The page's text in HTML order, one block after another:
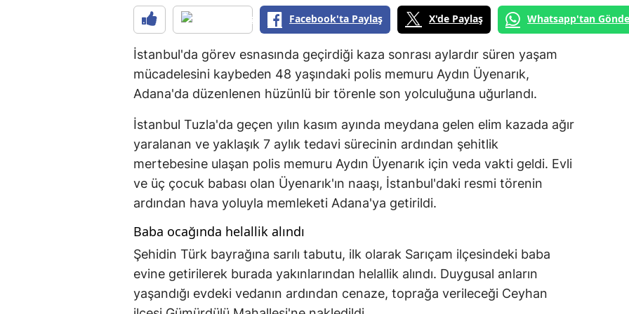
Facebook'ta Paylaş X'de Paylaş Whatsapp'tan
İstanbul'da görev esnasında geçirdiği kaza sonrası aylardır süren yaşam
mücadelesini kaybeden 48 yaşındaki polis memuru Aydın Üyenarık,
Adana'da düzenlenen hüzünlü bir törenle son yolculuğuna uğurlandı.
İstanbul Tuzla'da geçen yılın kasım ayında meydana gelen elim kazada ağır
yaralanan ve yaklaşık 7 aylık tedavi sürecinin ardından şehitlik
mertebesine ulaşan polis memuru Aydın Üyenarık için veda vakti geldi. Evli
ve üç çocuk babası olan Üyenarık'ın naaşı, İstanbul'daki resmi törenin
ardından hava yoluyla memleketi Adana'ya getirildi.
Baba ocağında helallik alındı
Şehidin Türk bayrağına sarılı tabutu, ilk olarak Sarıçam ilçesindeki baba
evine getirilerek burada yakınlarından helallik alındı. Duygusal anların
yaşandığı evdeki vedanın ardından cenaze, toprağa verileceği Ceyhan